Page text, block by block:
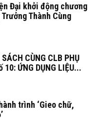
Đại khởi động chương
Thành Cùng
CÙNG CLB PHỤ
10: ỨNG DỤNG LIỆU...
trình ‘Gieo chữ,